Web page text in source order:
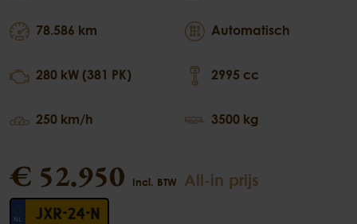
78.586 km
280 kW (381 PK)
250 km/h
Automatisch
2995 cc
3500 kg
€ 52.950 Incl. BTW All-in prijs
JXR-24-N